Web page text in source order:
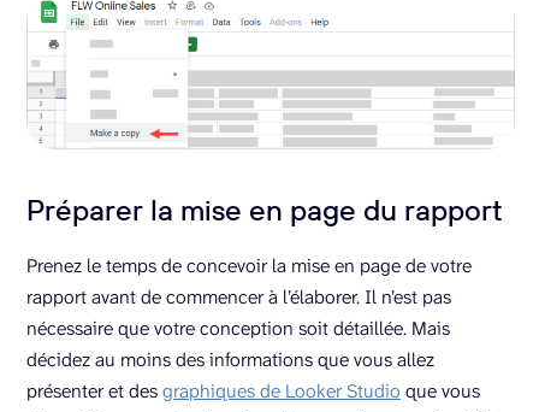
Préparer la mise en page du rapport
Prenez le temps de concevoir la mise en page de votre
rapport avant de commencer à l’élaborer. Il n’est pas
nécessaire que votre conception soit détaillée. Mais
décidez au moins des informations que vous allez
présenter et desgraphiques de Looker Studio que vous